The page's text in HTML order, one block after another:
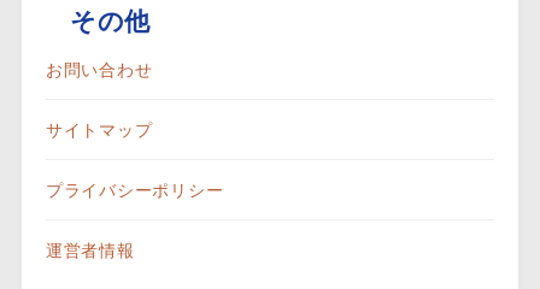
その他
お問い合わせ
サイトマップ
プライバシーポリシー
運営者情報